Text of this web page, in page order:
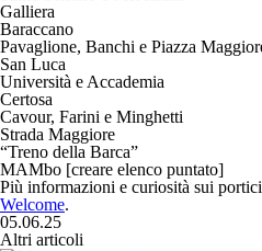
Galliera
Baraccano
Pavaglione, Banchi e Piazza
San Luca
Università e Accademia
Certosa
Cavour, Farini e Minghetti
Strada Maggiore
“Treno della Barca”
MAMbo [creare elenco puntato]
Più informazioni e curiosità sui
Welcome.
05.06.25
Altri articoli